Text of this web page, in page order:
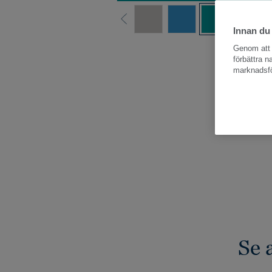
Hela
Se
Innan
Genom
förbättra